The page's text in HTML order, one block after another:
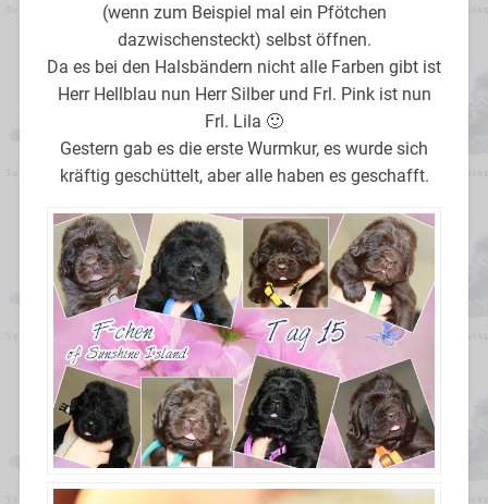
(wenn zum Beispiel mal ein Pfötchen
dazwischensteckt) selbst öffnen.
Da es bei den Halsbändern nicht alle Farben gibt ist
Herr Hellblau nun Herr Silber und Frl. Pink ist nun
Frl. Lila 🙂
Gestern gab es die erste Wurmkur, es wurde sich
kräftig geschüttelt, aber alle haben es geschafft.